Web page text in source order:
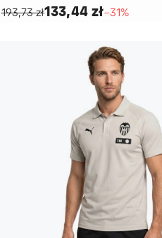
193,73 zł133,44 zł−31%